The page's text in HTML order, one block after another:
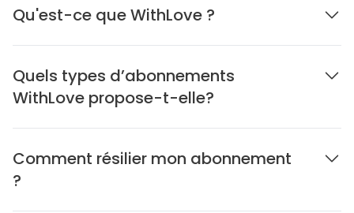
Qu'est-ce que WithLove ?
Quels types d’abonnements
WithLove propose-t-elle?
Comment résilier mon abonnement
?